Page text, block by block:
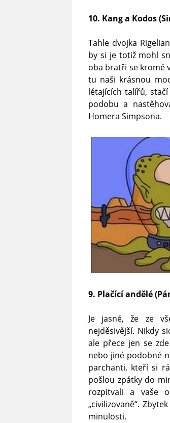
10. Kang a Kodos
Tahle dvojka
by si je totiž mohl
oba bratři se kromě
tu naši krásnou
létajících talířů,
podobu a
Homera Simpsona.
9. Plačící andělé
Je jasné, že ze
nejděsivější. Nikdy
ale přece jen se
nebo jiné podobné
parchanti, kteří si
pošlou zpátky do
rozpitvali a vaše
„civilizovaně“.
minulosti.